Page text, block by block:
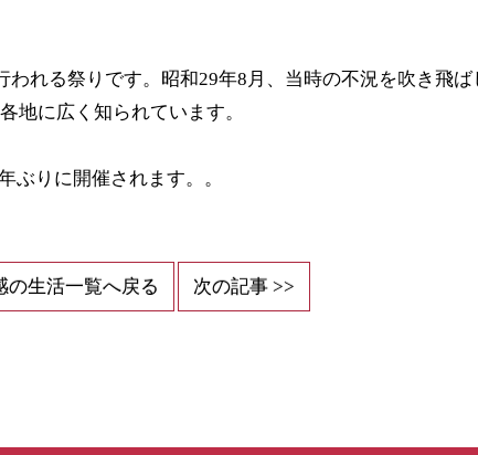
れる祭りです。昭和29年8月、当時の不況を吹き飛ば
地に広く知られています。
ぶりに開催されます。 。
の生活一覧へ戻る 次の記事 >>